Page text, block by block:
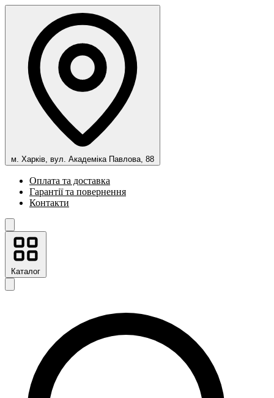
м. Харків, вул. Академіка Павлова, 88
Оплата та доставка
Гарантії та повернення
Контакти
Каталог